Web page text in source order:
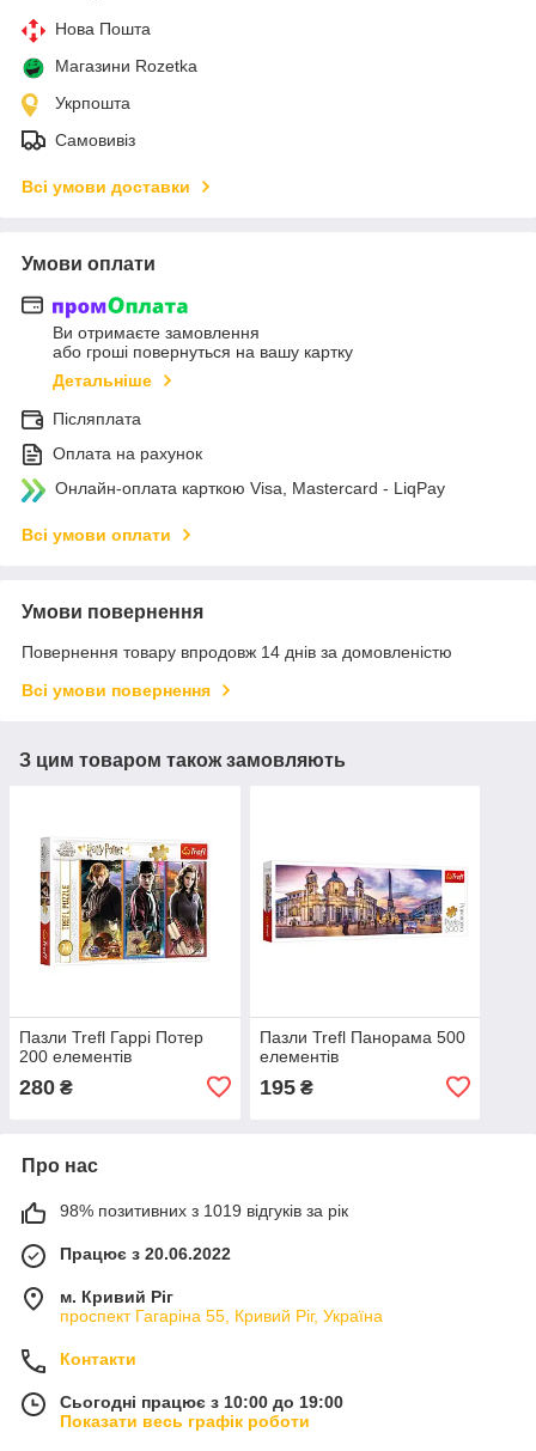
Нова Пошта
Магазини Rozetka
Укрпошта
Самовивіз
Всі умови доставки
Умови оплати
Ви отримаєте замовлення
або гроші повернуться на вашу картку
Детальніше
Післяплата
Оплата на рахунок
Онлайн-оплата карткою Visa, Mastercard - LiqPay
Всі умови оплати
Умови повернення
Повернення товару впродовж 14 днів за домовленістю
Всі умови повернення
З цим товаром також замовляють
Пазли Trefl Гаррі Потер
200 елементів
280 ₴
Пазли Trefl Панорама 500
елементів
195₴
Про нас
98% позитивних з 1019 відгуків за рік
Працює з 20.06.2022
м. Кривий Ріг
проспект Гагаріна 55, Кривий Ріг, Україна
Контакти
Сьогодні працює з 10:00 до 19:00
Показати весь графік роботи